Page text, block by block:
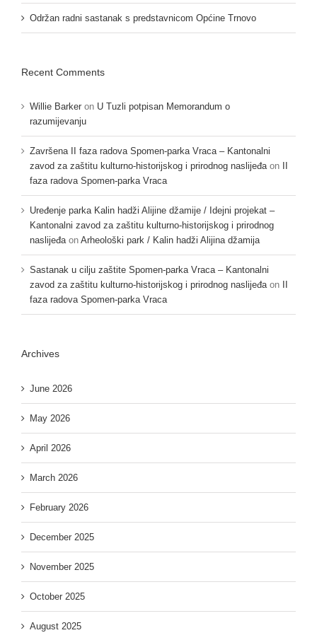
Održan radni sastanak s predstavnicom Općine Trnovo
Recent Comments
Willie Barker on U Tuzli potpisan Memorandum o
razumijevanju
Završena II faza radova Spomen-parka Vraca – Kantonalni
zavod za zaštitu kulturno-historijskog i prirodnog naslijeđaon
faza radova Spomen-parka Vraca
Uređenje parka Kalin hadži Alijine džamije / Idejni projekat –
Kantonalni zavod za zaštitu kulturno-historijskog i prirodnog
naslijeđaon Arheološki park / Kalin hadži Alijina džamija
Sastanak u cilju zaštite Spomen-parka Vraca – Kantonalni
zavod za zaštitu kulturno-historijskog i prirodnog naslijeđaon
faza radova Spomen-parka Vraca
Archives
June 2026
May 2026
April 2026
March 2026
February 2026
December 2025
November 2025
October 2025
August 2025